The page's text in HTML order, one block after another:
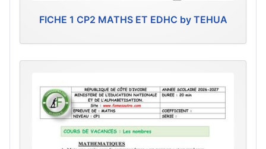
FICHE 1 CP2 MATHS ET EDHC by TEHUA